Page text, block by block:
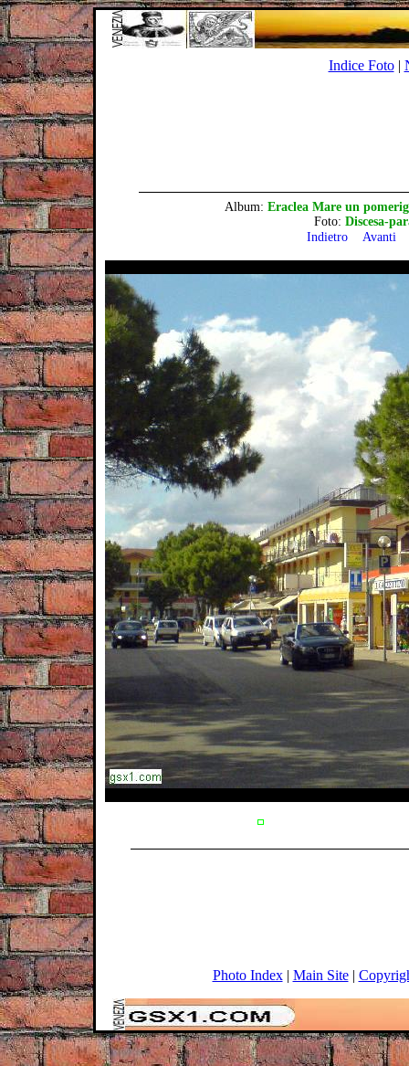
Indice Foto|
Album: Eraclea Mare un
Foto: Discesa-
Indietro
Avanti
Photo Index| Main Site|